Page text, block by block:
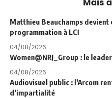
Mais
Matthieu Beauchamps devient
programmation à LCI
04/08/2026
Women@NRJ_Group : le
04/08/2026
Audiovisuel public : l’Arcom
d’impartialité